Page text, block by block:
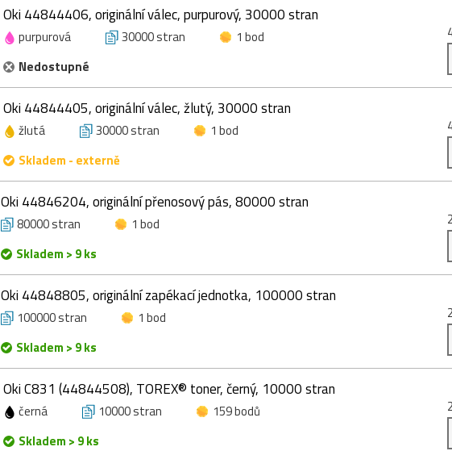
Oki 44844406, originální válec, purpurový, 30000 stran
purpurová 30000 stran
1 bod
Nedostupné
Oki 44844405, originální válec, žlutý, 30000 stran
žlutá 30000 stran
1 bod
Skladem - externě
Oki 44846204, originální přenosový pás, 80000 stran
80000 stran
1 bod
Skladem > 9 ks
Oki 44848805, originální zapékací jednotka, 100000 stran
100000 stran
1 bod
Skladem > 9 ks
Oki C831 (44844508), TOREX® toner, černý, 10000 stran
černá 10000 stran
159 bodů
Skladem > 9 ks